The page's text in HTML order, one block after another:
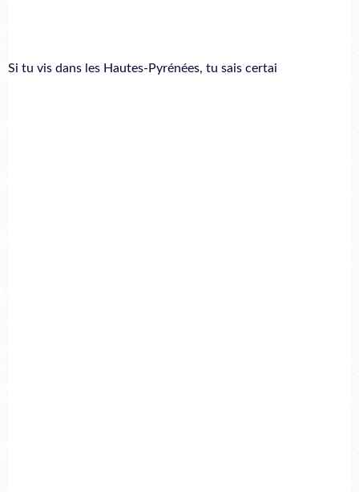
Si tu vis dans les Hautes-Pyrénées, tu sais certai